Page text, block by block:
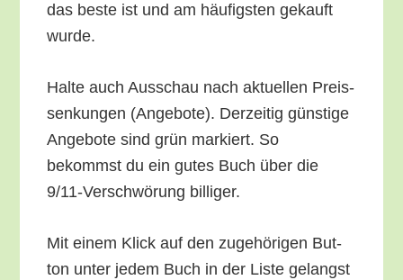
das bes­te ist und am häu­figs­ten gekauft
wurde.
Hal­te auch Aus­schau nach aktu­el­len Preis­
sen­kun­gen (Ange­bo­te). Der­zei­tig güns­ti­ge
Ange­bo­te sind grün mar­kiert. So
bekommst du ein gutes Buch über die
9/11-Ver­schwö­rung billiger.
Mit einem Klick auf den zuge­hö­ri­gen But­
ton unter jedem Buch in der Lis­te gelangst